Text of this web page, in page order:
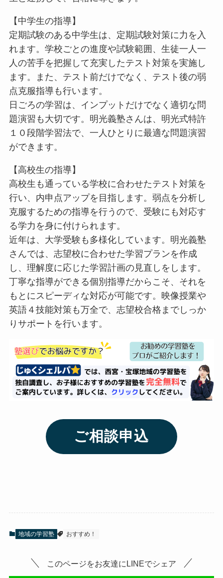
【中学生の指導】
定期試験のある中学生は、定期試験対策に力を入
れます。学校ごとの進度や試験範囲、生徒一人一
人の苦手を把握して充実したテスト対策を実施し
ます。また、テスト前だけでなく、テスト後の弱
点克服指導も行います。
日ごろの学習は、インプットだけでなく適切な問
題演習も大切です。明光義塾さんは、明光式特許
１０段階学習法で、一人ひとりに最適な問題演習
ができます。
【高校生の指導】
高校生も通っている学校に合わせたテスト対策を
行い、内申点アップを目指します。弱点を分析し
克服するための指導を行うので、受験にも対応す
る学力を身に付けられます。
近年は、大学受験も多様化しています。明光義塾
さんでは、志望校に合わせた学習プランを作成
し、理解度に応じた学習計画の見直しをします。
丁寧な指導ができる個別指導だからこそ、それを
もとにスピーディな対応が可能です。映像授業や
英語４技能対策も万全で、志望校合格までしっか
りサポートを行います。
ご相談申込
地域の学習塾 おすすめ！
このページをお友達にLINEでシェア